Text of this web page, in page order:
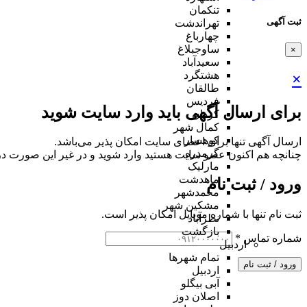
ثبت آگهی
×
×
برای ارسال آگهی باید وارد سایت شوید
ارسال آگهی تنها برای اعضای سایت امکان پذیر می‌باشد.
چنانچه هم‌ اکنون عضو سایت هستید وارد شوید و در غیر این صورت
ورود / ثبت نام
ثبت نام تنها با شماره موبایل امکان پذیر است.
شماره تماس *
ورود / ثبت نام
تنکمان
تهراندشت
چهارباغ
ساوجبلاغ
سعیدآباد
هشتگرد
طالقان
فردیس
کردان
کمال شهر
کوهسار
گرمدره
مارلیک
ماهدشت
محمدشهر
مشکین شهر
نظرآباد
بازگشت
اردبیل
تمام شهر‌ها
اردبیل
آبی بیگلو
اصلان دوز